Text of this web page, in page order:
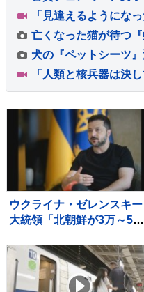
ウクライナ・ゼレンスキー
大統領「北朝鮮が3万～5万
に協力呼びかけ